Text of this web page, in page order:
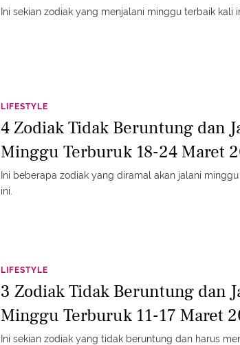
Ini sekian zodiak yang menjalani minggu terbaik kali
LIFESTYLE
4 Zodiak Tidak Beruntung dan
Minggu Terburuk 18-24 Maret
Ini beberapa zodiak yang diramal akan jalani
ini.
LIFESTYLE
3 Zodiak Tidak Beruntung dan
Minggu Terburuk 11-17 Maret
Ini sekian zodiak yang tidak beruntung dan harus